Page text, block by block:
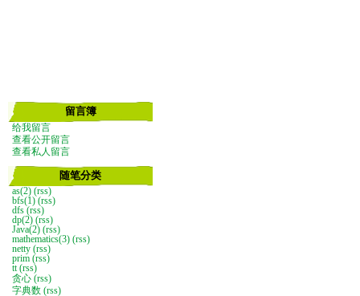
留言簿
给我留言
查看公开留言
查看私人留言
随笔分类
as(2) (rss)
bfs(1) (rss)
dfs (rss)
dp(2) (rss)
Java(2) (rss)
mathematics(3) (rss)
netty (rss)
prim (rss)
tt (rss)
贪心 (rss)
字典数 (rss)